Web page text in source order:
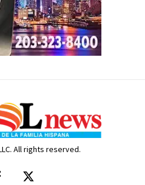
All rights reserved.